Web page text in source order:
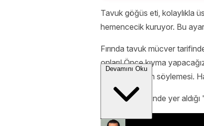
Tavuk göğüs eti, kolaylıkla
hemencecik kuruyor. Bu
Fırında tavuk mücver
onları! Önce kıyma
açacak, bizden söylemesi.
Bu tarifin de içinde yer
Devamını Oku